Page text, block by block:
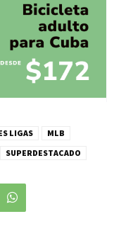
LIGAS
MLB
SUPERDESTACADO